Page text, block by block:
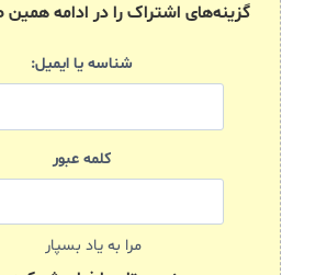
گزینه‌های اشتراک را در ادامه
شناسه یا ایمیل:
کلمه عبور
مرا به یاد بسپار